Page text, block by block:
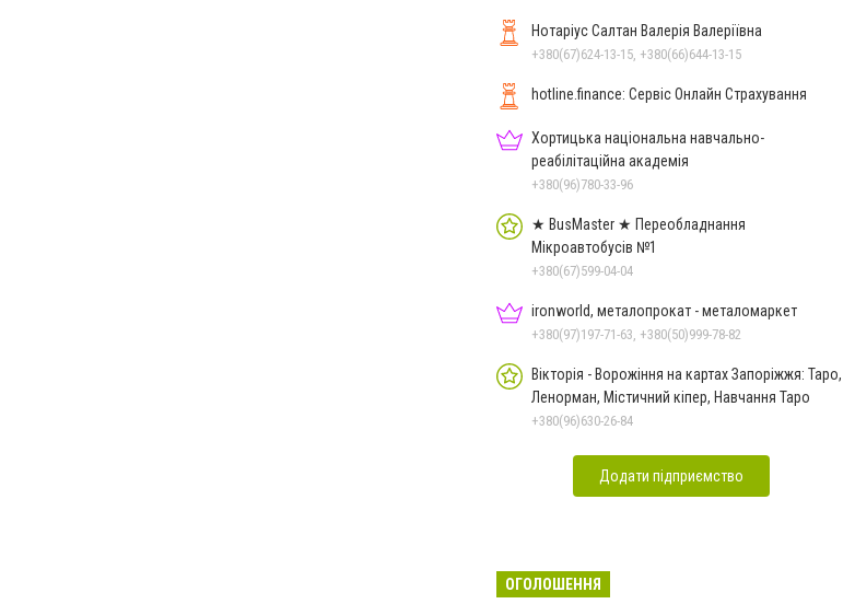
Нотаріус Салтан Валерія Валеріївна
+380(67)624-13-15, +380(66)644-13-15
hotline.finance: Сервіс Онлайн Страхування
Хортицька національна навчально-
реабілітаційна академія
+380(96)780-33-96
★ BusMaster ★ Переобладнання
Мікроавтобусів №1
+380(67)599-04-04
ironworld, металопрокат - металомаркет
+380(97)197-71-63, +380(50)999-78-82
Вікторія - Ворожіння на картах Запоріжжя: Таро,
Ленорман, Містичний кіпер, Навчання Таро
+380(96)630-26-84
Додати підприємство
ОГОЛОШЕННЯ